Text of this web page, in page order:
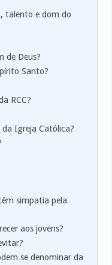
talento e dom do
de Deus?
Santo?
RCC?
Igreja Católica?
simpatia pela
aos jovens?
se denominar da